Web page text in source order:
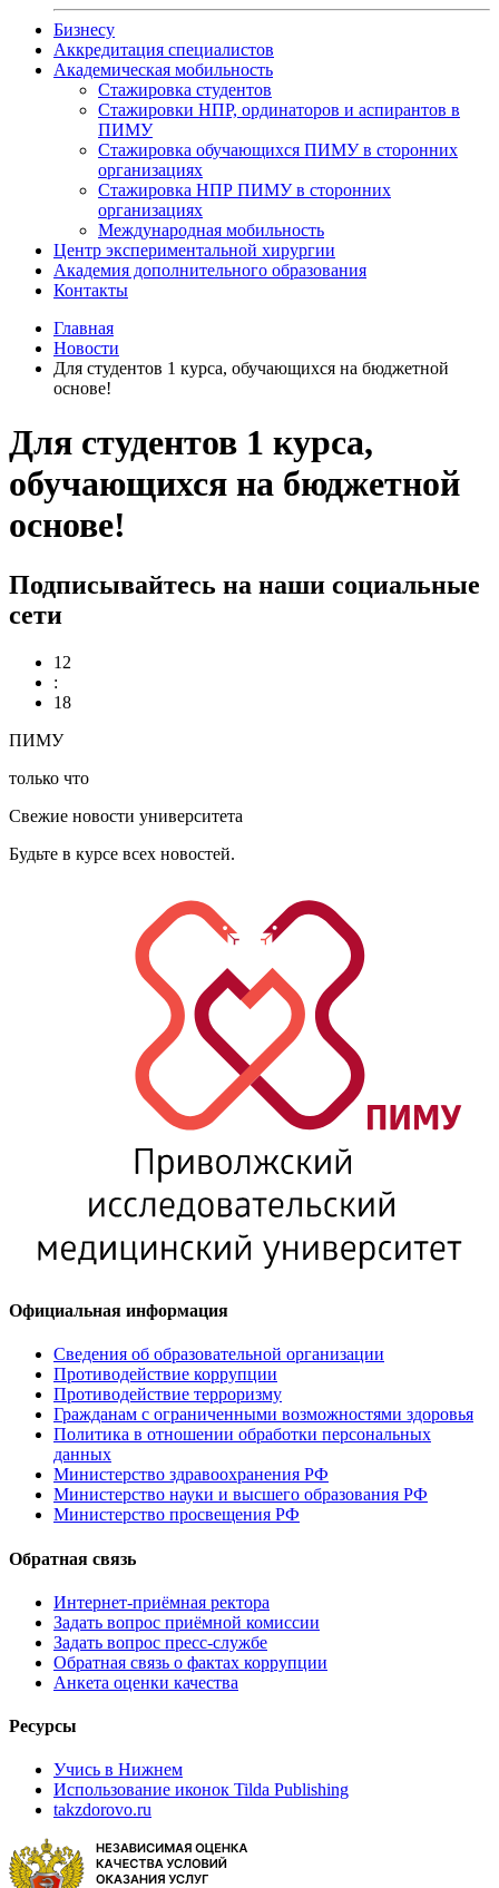
Бизнесу
Аккредитация специалистов
Академическая мобильность
Стажировка студентов
Стажировки НПР, ординаторов и аспирантов в
ПИМУ
Стажировка обучающихся ПИМУ в сторонних
организациях
Стажировка НПР ПИМУ в сторонних
организациях
Международная мобильность
Центр экспериментальной хирургии
Академия дополнительного образования
Контакты
Главная
Новости
Для студентов 1 курса, обучающихся на бюджетной
основе!
Для студентов 1 курса,
обучающихся на бюджетной
основе!
Подписывайтесь на наши социальные
сети
12
:
18
ПИМУ
только что
Свежие новости университета
Будьте в курсе всех новостей.
Официальная информация
Сведения об образовательной организации
Противодействие коррупции
Противодействие терроризму
Гражданам с ограниченными возможностями здоровья
Политика в отношении обработки персональных
данных
Министерство здравоохранения РФ
Министерство науки и высшего образования РФ
Министерство просвещения РФ
Обратная связь
Интернет-приёмная ректора
Задать вопрос приёмной комиссии
Задать вопрос пресс-службе
Обратная связь о фактах коррупции
Анкета оценки качества
Ресурсы
Учись в Нижнем
Использование иконок Tilda Publishing
takzdorovo.ru